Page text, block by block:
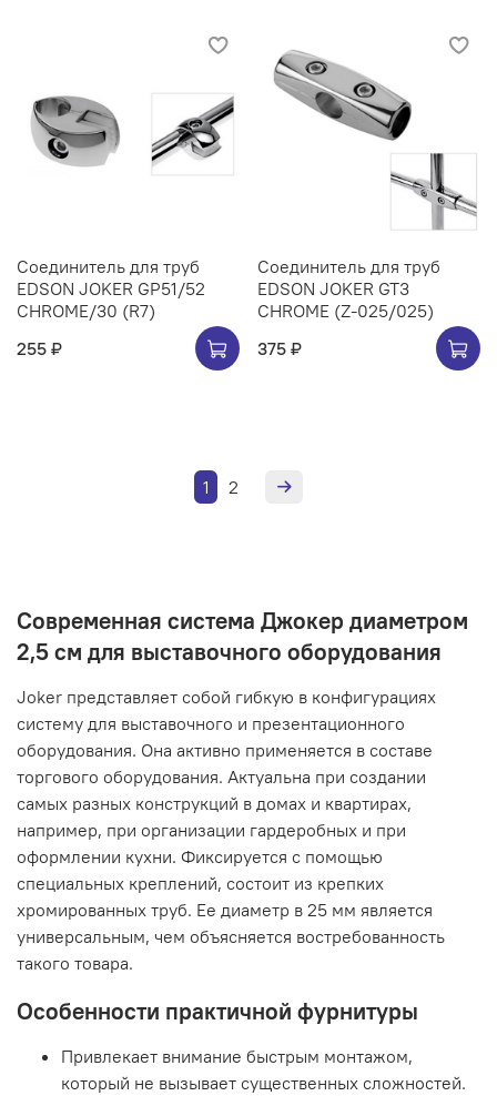
Соединитель для труб
EDSON JOKER GP51/52
CHROME/30 (R7)
255 ₽
Соединитель для труб
EDSON JOKER GT3
CHROME (Z-025/025)
375 ₽
1 2
Современная система Джокер диаметром
2,5 см для выставочного оборудования
Joker представляет собой гибкую в конфигурациях
систему для выставочного и презентационного
оборудования. Она активно применяется в составе
торгового оборудования. Актуальна при создании
самых разных конструкций в домах и квартирах,
например, при организации гардеробных и при
оформлении кухни. Фиксируется с помощью
специальных креплений, состоит из крепких
хромированных труб. Ее диаметр в 25 мм является
универсальным, чем объясняется востребованность
такого товара.
Особенности практичной фурнитуры
Привлекает внимание быстрым монтажом,
который не вызывает существенных сложностей.